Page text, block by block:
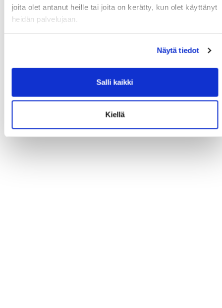
joita olet antanut heille tai joita on kerätty, kun olet käyttänyt
heidän palvelujaan.
Näytä tiedot
Salli kaikki
Kiellä